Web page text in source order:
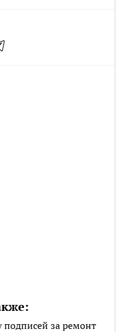
подписей за ремонт